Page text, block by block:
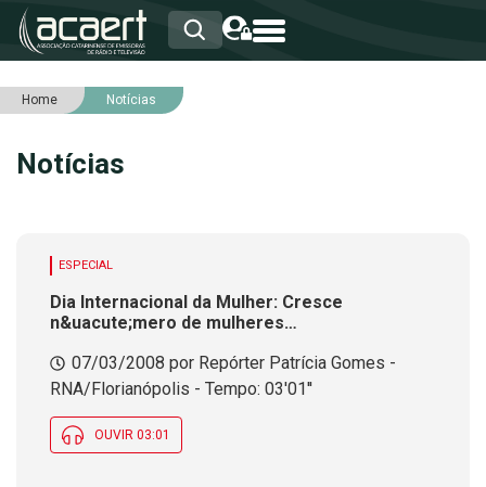
HOME
ASSOCIADOS
SERVIÇOS
Home Notícias
Notícias
ESPECIAL
Dia Internacional da Mulher: Cresce
n&uacute;mero de mulheres
fam&iacute;lia
07/03/2008 por Repórter Patrícia Gomes -
RNA/Florianópolis - Tempo: 03'01''
OUVIR 03:01